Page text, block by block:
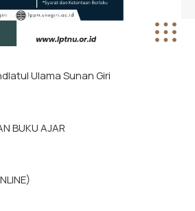
Ulama Sunan Giri
BUKU AJAR